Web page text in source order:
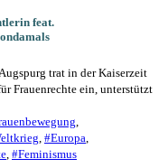
feat.
trat in der Kaiserzeit
Frauenrechte ein, unterstützt
#Europa
#Feminismus